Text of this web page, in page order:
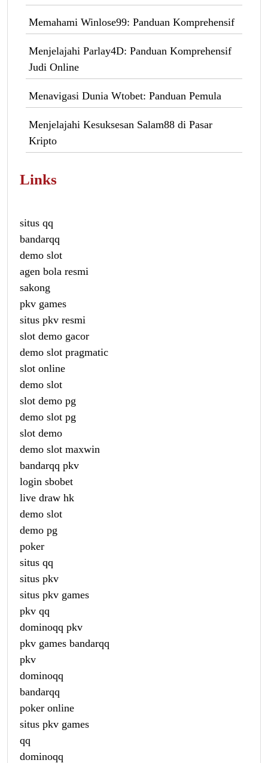
Memahami Winlose99: Panduan Komprehensif
Menjelajahi Parlay4D: Panduan Komprehensif
Judi Online
Menavigasi Dunia Wtobet: Panduan Pemula
Menjelajahi Kesuksesan Salam88 di Pasar
Kripto
Links
situs qq
bandarqq
demo slot
agen bola resmi
sakong
pkv games
situs pkv resmi
slot demo gacor
demo slot pragmatic
slot online
demo slot
slot demo pg
demo slot pg
slot demo
demo slot maxwin
bandarqq pkv
login sbobet
live draw hk
demo slot
demo pg
poker
situs qq
situs pkv
situs pkv games
pkv qq
dominoqq pkv
pkv games bandarqq
pkv
dominoqq
bandarqq
poker online
situs pkv games
qq
dominoqq